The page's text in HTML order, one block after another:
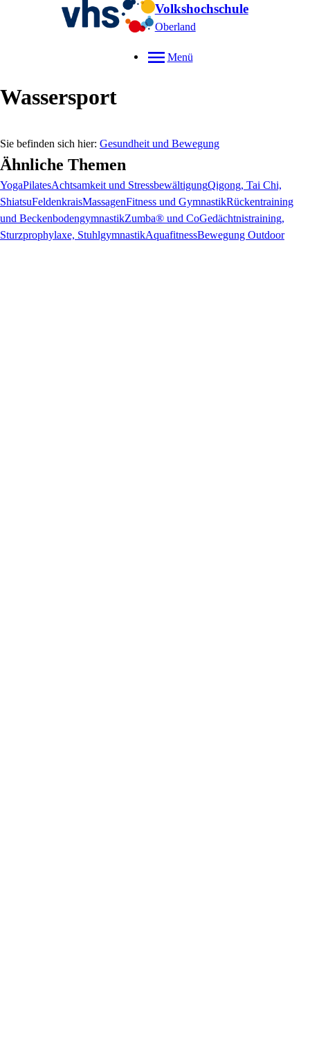
Volkshochschule
Oberland
Menü
Wassersport
Gesundheit und Bewegung
Ähnliche Themen
YogaPilatesAchtsamkeit und StressbewältigungQigong, Tai Chi,
ShiatsuFeldenkraisMassagenFitness und GymnastikRückentraining
und BeckenbodengymnastikZumba® und CoGedächtnistraining,
Sturzprophylaxe, StuhlgymnastikAquafitnessBewegung Outdoor